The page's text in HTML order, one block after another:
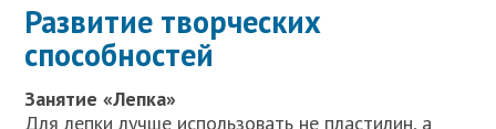
Развитие творческих
способностей
Занятие «Лепка»
Для лепки лучше использовать не пластилин, а